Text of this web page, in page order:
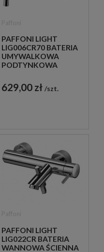
PAFFONI LIGHT
LIG006CR70 BATERIA
UMYWALKOWA
PODTYNKOWA
CHROM
629,00 zł szt.
PAFFONI LIGHT
LIG022CR BATERIA
WANNOWA ŚCIENNA